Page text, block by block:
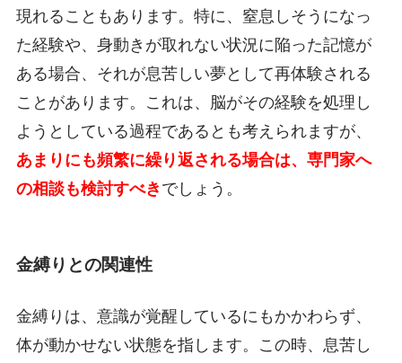
現れることもあります。特に、窒息しそうになっ
た経験や、身動きが取れない状況に陥った記憶が
ある場合、それが息苦しい夢として再体験される
ことがあります。これは、脳がその経験を処理し
ようとしている過程であるとも考えられますが、
あまりにも頻繁に繰り返される場合は、専門家へ
の相談も検討すべき でしょう。
金縛りとの関連性
金縛りは、意識が覚醒しているにもかかわらず、
体が動かせない状態を指します。この時、息苦し